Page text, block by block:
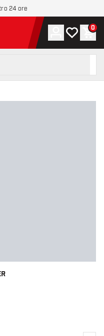
24 ore
page
Account
La mia0